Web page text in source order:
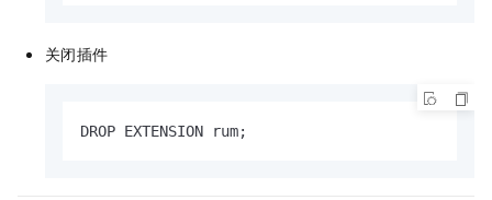
关闭插件
DROP EXTENSION rum;